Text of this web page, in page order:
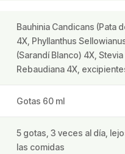
Bauhinia Candicans (Pata
4X, Phyllanthus
(Sarandí Blanco) 4X, Stevia
Rebaudiana 4X,
Gotas 60 ml
5 gotas, 3 veces al día,
las comidas